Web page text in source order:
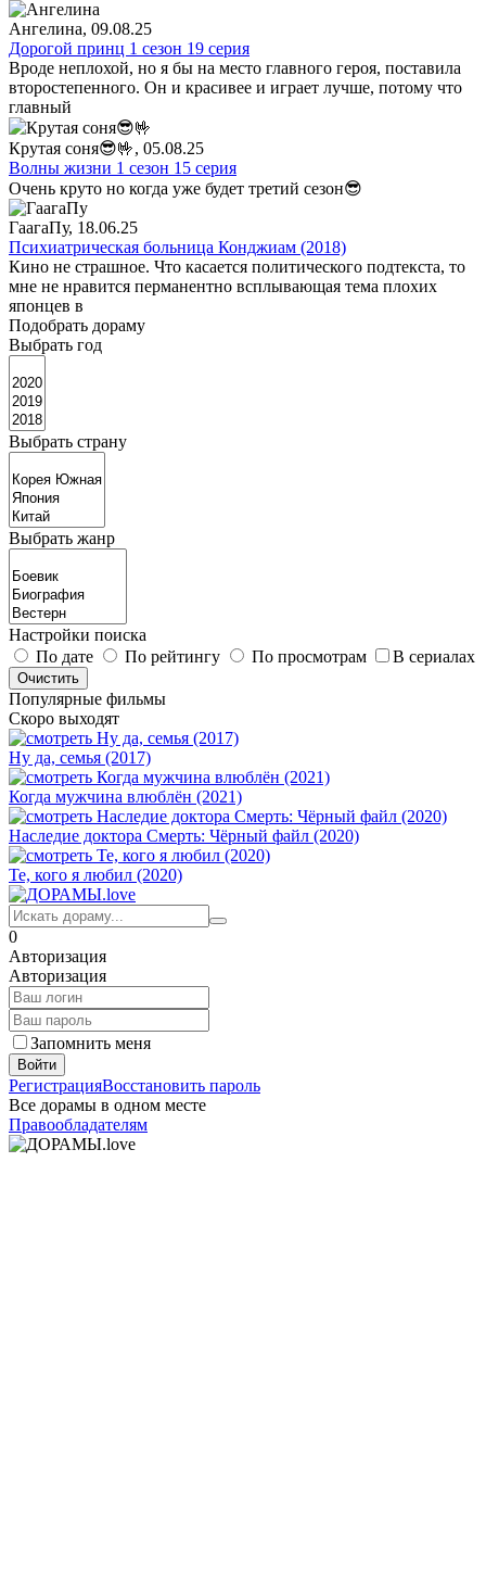
Ангелина, 09.08.25
Дорогой принц 1 сезон 19 серия
Вроде неплохой, но я бы на место главного героя, поставила
второстепенного. Он и красивее и играет лучше, потому что
главный
Крутая соня😎🤟, 05.08.25
Волны жизни 1 сезон 15 серия
Очень круто но когда уже будет третий сезон😎
ГаагаПу, 18.06.25
Психиатрическая больница Конджиам (2018)
Кино не страшное. Что касается политического подтекста, то
мне не нравится перманентно всплывающая тема плохих
японцев в
Подобрать дораму
Выбрать год
Выбрать страну
Выбрать жанр
Настройки поиска
По дате
По рейтингу По просмотрам В сериалах
Популярные фильмы
Скоро выходят
Ну да, семья (2017)
Когда мужчина влюблён (2021)
Наследие доктора Смерть: Чёрный файл (2020)
Те, кого я любил (2020)
0
Авторизация
Авторизация
Запомнить меня
Войти
РегистрацияВосстановить пароль
Все дорамы в одном месте
Правообладателям